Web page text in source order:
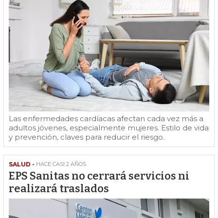
Las enfermedades cardíacas afectan cada vez más a
adultos jóvenes, especialmente mujeres. Estilo de vida
y prevención, claves para reducir el riesgo.
SALUD - HACE CASI 2 AÑOS
EPS Sanitas no cerrará servicios ni
realizará traslados